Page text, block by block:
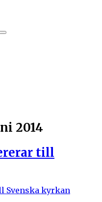
2014
till